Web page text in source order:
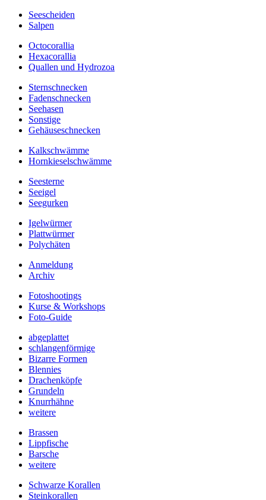
Seescheiden
Salpen
Octocorallia
Hexacorallia
Quallen und Hydrozoa
Sternschnecken
Fadenschnecken
Seehasen
Sonstige
Gehäuseschnecken
Kalkschwämme
Hornkieselschwämme
Seesterne
Seeigel
Seegurken
Igelwürmer
Plattwürmer
Polychäten
Anmeldung
Archiv
Fotoshootings
Kurse & Workshops
Foto-Guide
abgeplattet
schlangenförmige
Bizarre Formen
Blennies
Drachenköpfe
Grundeln
Knurrhähne
weitere
Brassen
Lippfische
Barsche
weitere
Schwarze Korallen
Steinkorallen